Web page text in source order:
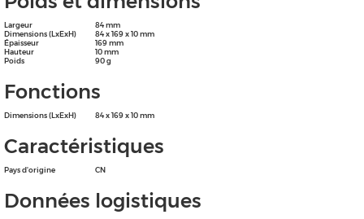
Largeur
84 mm
Dimensions (LxExH)
84 x 169 x 10 mm
Épaisseur
169 mm
Hauteur
10 mm
Poids
90 g
Fonctions
Dimensions (LxExH) 84 x 169 x 10 mm
Caractéristiques
Pays d'origine CN
Données logistiques